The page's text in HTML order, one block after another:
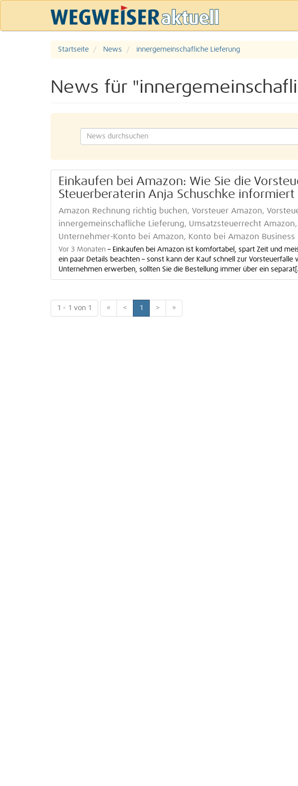
Startseite News innergemeinschafliche Lieferung
News für
Einkaufen bei Amazon: Wie Sie die
Steuerberaterin Anja Schuschke informiert
Amazon Rechnung richtig buchen, Vorsteuer Amazon,
innergemeinschafliche Lieferung, Umsatzsteuerrecht
Unternehmer-Konto bei Amazon, Konto bei Amazon Business
Vor 3 Monaten – Einkaufen bei Amazon ist komfortabel, spart Zeit und
ein paar Details beachten – sonst kann der Kauf schnell zur
Unternehmen erwerben, sollten Sie die Bestellung immer über ein
1 - 1 von 1 « < 1 > »